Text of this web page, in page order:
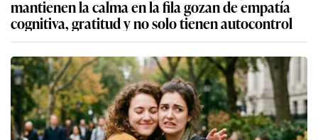
mantienen la calma en la fila gozan de empatía
cognitiva, gratitud y no solo tienen autocontrol